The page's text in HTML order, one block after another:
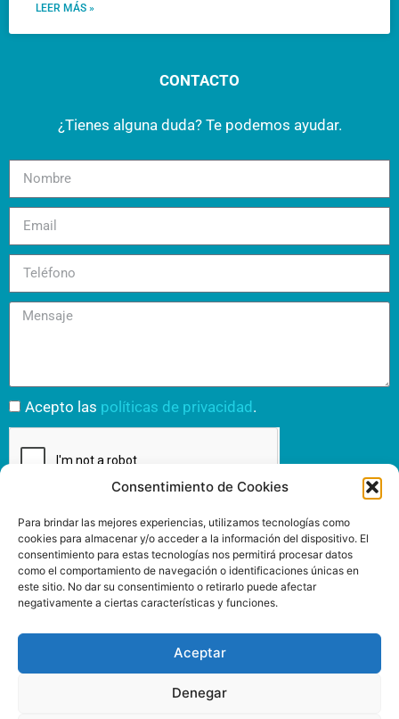
Consentimiento de Cookies
Para brindar las mejores experiencias, utilizamos tecnologías como
cookies para almacenar y/o acceder a la información del dispositivo. El
consentimiento para estas tecnologías nos permitirá procesar datos
como el comportamiento de navegación o identificaciones únicas en
este sitio. No dar su consentimiento o retirarlo puede afectar
negativamente a ciertas características y funciones.
Aceptar
Denegar
LEER MÁS »
CONTACTO
¿Tienes alguna duda? Te podemos ayudar.
Acepto las políticas de privacidad.
Enviar
INSPIRIT MUTUA